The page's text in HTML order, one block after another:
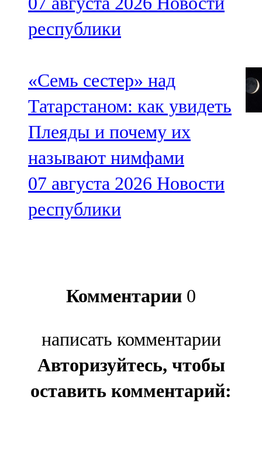
республики
«Семь сестер» над
Татарстаном: как увидеть
Плеяды и почему их
называют нимфами
07 августа 2026 Новости
республики
Комментарии 0
написать комментарии
Авторизуйтесь, чтобы
оставить комментарий: